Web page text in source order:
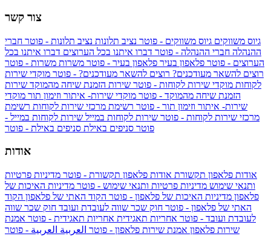
צור קשר
גיוס משווקים גיוס משווקים - פוטר נציב תלונות נציב תלונות - פוטר חברי
ההנהלה חברי ההנהלה - פוטר דברו איתנו בכל הערוצים דברו איתנו בכל
הערוצים - פוטר פלאפון בעיר פלאפון בעיר - פוטר משרות משרות - פוטר
רוצים להשאר מעודכנים? רוצים להשאר מעודכנים? - פוטר מוקדי שירות
לקוחות מוקדי שירות לקוחות - פוטר שירות הזמנת שיחה מהמוקד שירות
הזמנת שיחה מהמוקד - פוטר מוקדי שירות- איתור וזימון תור מוקדי
שירות- איתור וזימון תור - פוטר רשימת מרכזי שירות לקוחות רשימת
מרכזי שירות לקוחות - פוטר שירות לקוחות במייל שירות לקוחות במייל -
פוטר סניפים באילת סניפים באילת - פוטר
אודות
אודות פלאפון תקשורת אודות פלאפון תקשורת - פוטר מדיניות פרטיות
ותנאי שימוש מדיניות פרטיות ותנאי שימוש - פוטר מדיניות האיכות של
פלאפון מדיניות האיכות של פלאפון - פוטר הקוד האתי של פלאפון הקוד
האתי של פלאפון - פוטר חוק שכר שווה לעובדת ועובד חוק שכר שווה
לעובדת ועובד - פוטר אחריות תאגידית אחריות תאגידית - פוטר אמנת
שירות פלאפון אמנת שירות פלאפון - פוטר العربية العربية - פוטר